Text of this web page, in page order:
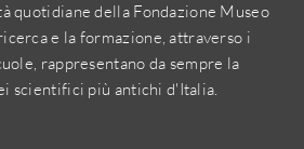
quotidiane della Fondazione Museo
e la formazione, attraverso i
rappresentano da sempre la
scientifici più antichi d'Italia.